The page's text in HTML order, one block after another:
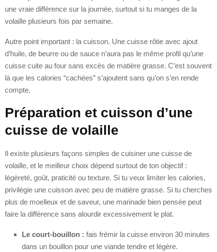
une vraie différence sur la journée, surtout si tu manges de la
volaille plusieurs fois par semaine.
Autre point important : la cuisson. Une cuisse rôtie avec ajout
d’huile, de beurre ou de sauce n’aura pas le même profil qu’une
cuisse cuite au four sans excès de matière grasse. C’est souvent
là que les calories “cachées” s’ajoutent sans qu’on s’en rende
compte.
Préparation et cuisson d’une
cuisse de volaille
Il existe plusieurs façons simples de cuisiner une cuisse de
volaille, et le meilleur choix dépend surtout de ton objectif :
légèreté, goût, praticité ou texture. Si tu veux limiter les calories,
privilégie une cuisson avec peu de matière grasse. Si tu cherches
plus de moelleux et de saveur, une marinade bien pensée peut
faire la différence sans alourdir excessivement le plat.
Le court-bouillon : fais frémir la cuisse environ 30 minutes
dans un bouillon pour une viande tendre et légère.